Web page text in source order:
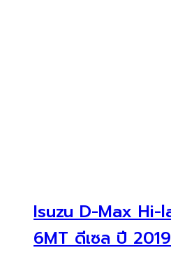
Isuzu D-Max Hi-
6MT ดีเซล ปี